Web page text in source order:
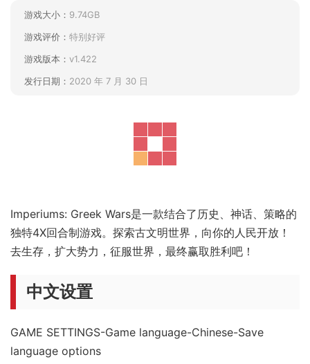
游戏大小： 9.74GB
游戏评价： 特别好评
游戏版本： v1.422
发行日期： 2020 年 7 月 30 日
Imperiums: Greek Wars是一款结合了历史、神话、策略的
独特4X回合制游戏。探索古文明世界，向你的人民开放！
去生存，扩大势力，征服世界，最终赢取胜利吧！
中文设置
GAME SETTINGS-Game language-Chinese-Save
language options